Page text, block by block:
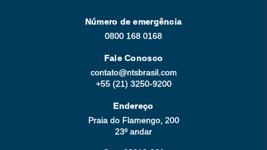
Número de emergência
0800 168 0168
Fale Conosco
contato@ntsbrasil.com
+55 (21) 3250-9200
Endereço
Praia do Flamengo, 200
23º andar